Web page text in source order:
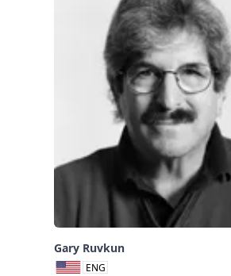
Gary Ruvkun
ENG